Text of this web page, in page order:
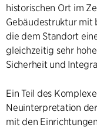
historischen Ort im
Gebäudestruktur mit
die dem Standort
gleichzeitig sehr
Sicherheit und
Ein Teil des
Neuinterpretation
mit den